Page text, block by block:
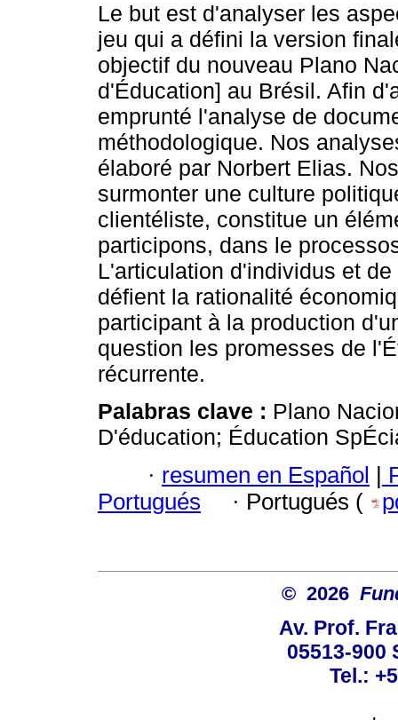
Le but est d'analyser les
jeu qui a défini la version
objectif du nouveau Plano
d'Éducation] au Brésil. Afin
emprunté l'analyse de
méthodologique. Nos
élaboré par Norbert Elias.
surmonter une culture
clientéliste, constitue un
participons, dans le
L'articulation d'individus et
défient la rationalité
participant à la production
question les promesses de
récurrente.
Palabras clave : Plano
D'éducation; Éducation
· resumen en Español |
Portugués
· Portugués (
© 2026
Av. Prof.
05513-900
Tel.: